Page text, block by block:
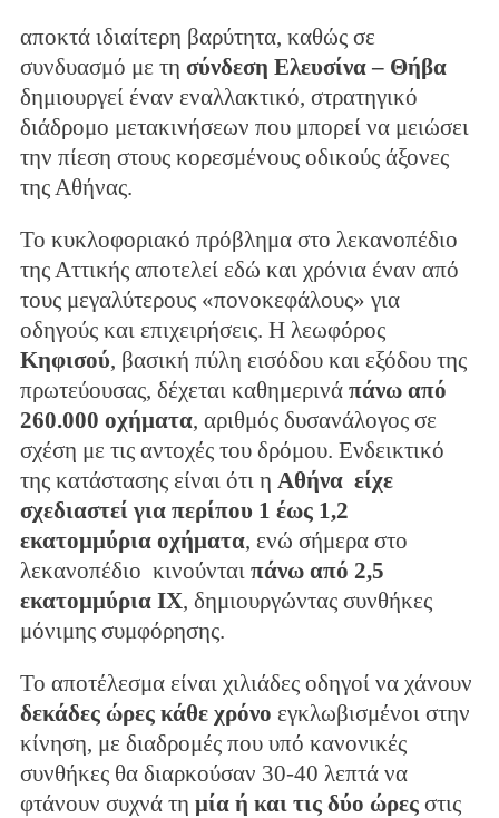
αποκτά ιδιαίτερη βαρύτητα, καθώς σε
συνδυασμό με τη σύνδεση Ελευσίνα – Θήβα
δημιουργεί έναν εναλλακτικό, στρατηγικό
διάδρομο μετακινήσεων που μπορεί να μειώσει
την πίεση στους κορεσμένους οδικούς άξονες
της Αθήνας.
Το κυκλοφοριακό πρόβλημα στο λεκανοπέδιο
της Αττικής αποτελεί εδώ και χρόνια έναν από
τους μεγαλύτερους «πονοκεφάλους» για
οδηγούς και επιχειρήσεις. Η λεωφόρος
Κηφισού, βασική πύλη εισόδου και εξόδου της
πρωτεύουσας, δέχεται καθημερινά πάνω από
260.000 οχήματα, αριθμός δυσανάλογος σε
σχέση με τις αντοχές του δρόμου. Ενδεικτικό
της κατάστασης είναι ότι η Αθήνα είχε
σχεδιαστεί για περίπου 1 έως 1,2
εκατομμύρια οχήματα, ενώ σήμερα στο
λεκανοπέδιο κινούνται πάνω από 2,5
εκατομμύρια ΙΧ, δημιουργώντας συνθήκες
μόνιμης συμφόρησης.
Το αποτέλεσμα είναι χιλιάδες οδηγοί να χάνουν
δεκάδες ώρες κάθε χρόνο εγκλωβισμένοι στην
κίνηση, με διαδρομές που υπό κανονικές
συνθήκες θα διαρκούσαν 30-40 λεπτά να
φτάνουν συχνά τη μία ή και τις δύο ώρεςστις